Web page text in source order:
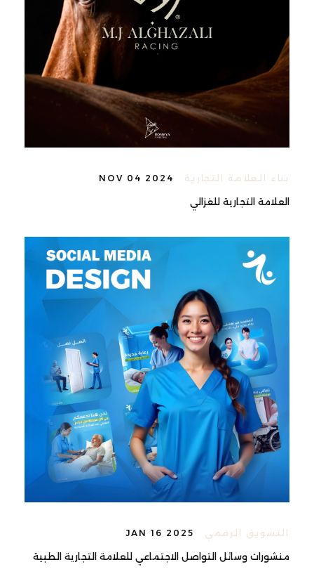
بناء العلامة التجارية NOV 04 2024
العلامة التجارية للغزالي
التسويق الرقمي JAN 16 2025
منشورات وسائل التواصل الاجتماعي للعلامة التجارية الطبية